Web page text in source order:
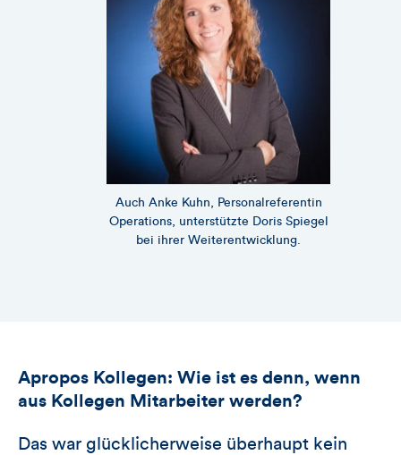
Auch Anke Kuhn, Personalreferentin
Operations, unterstützte Doris Spiegel
bei ihrer Weiterentwicklung.
Apropos Kollegen: Wie ist es denn, wenn
aus Kollegen Mitarbeiter werden?
Das war glücklicherweise überhaupt kein